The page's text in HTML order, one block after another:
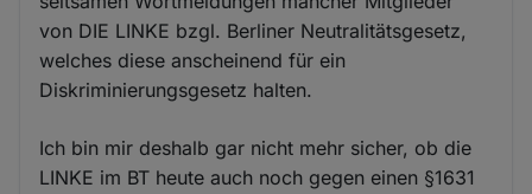
von DIE LINKE bzgl. Berliner Neutralitätsgesetz,
welches diese anscheinend für ein
Diskriminierungsgesetz halten.
Ich bin mir deshalb gar nicht mehr sicher, ob die
LINKE im BT heute auch noch gegen einen §1631